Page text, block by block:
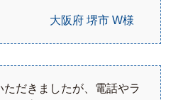
大阪府 堺市 W様
だきましたが、電話やラ